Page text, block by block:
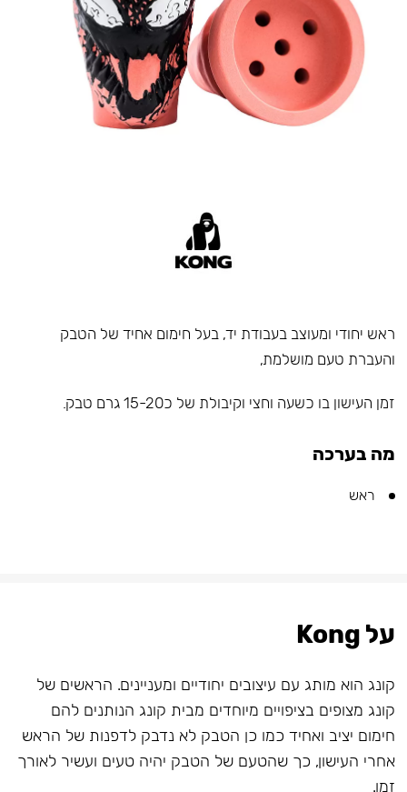
ראש יחודי ומעוצב בעבודת יד, בעל חימום אחיד של הטבק
והעברת טעם מושלמת,
זמן העישון בו כשעה וחצי וקיבולת של כ15-20 גרם טבק.
מה בערכה
ראש
על Kong
קונג הוא מותג עם עיצובים יחודיים ומעניינים. הראשים של
קונג מצופים בציפויים מיוחדים מבית קונג הנותנים להם
חימום יציב ואחיד כמו כן הטבק לא נדבק לדפנות של הראש
אחרי העישון, כך שהטעם של הטבק יהיה טעים ועשיר לאורך
זמן.